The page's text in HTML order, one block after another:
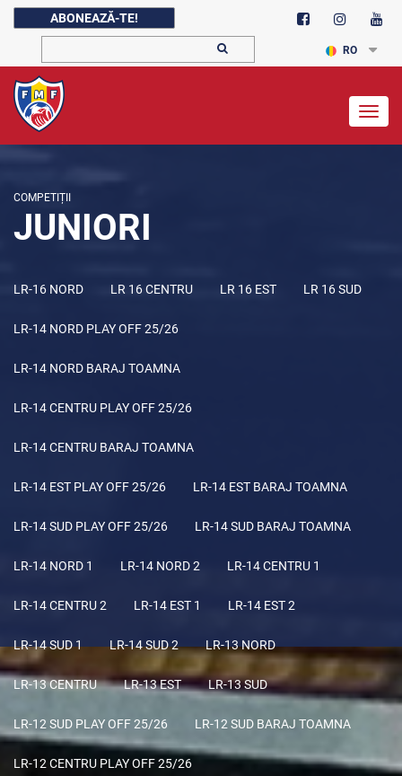
ABONEAZĂ-TE!
RO
COMPETIȚII
JUNIORI
LR-16 NORD LR 16 CENTRU LR 16 EST LR 16 SUD
LR-14 NORD PLAY OFF 25/26
LR-14 NORD BARAJ TOAMNA
LR-14 CENTRU PLAY OFF 25/26
LR-14 CENTRU BARAJ TOAMNA
LR-14 EST PLAY OFF 25/26 LR-14 EST BARAJ TOAMNA
LR-14 SUD PLAY OFF 25/26 LR-14 SUD BARAJ TOAMNA
LR-14 NORD 1 LR-14 NORD 2 LR-14 CENTRU 1
LR-14 CENTRU 2 LR-14 EST 1 LR-14 EST 2
LR-14 SUD 1 LR-14 SUD 2 LR-13 NORD
LR-13 CENTRU LR-13 EST LR-13 SUD
LR-12 SUD PLAY OFF 25/26 LR-12 SUD BARAJ TOAMNA
LR-12 CENTRU PLAY OFF 25/26